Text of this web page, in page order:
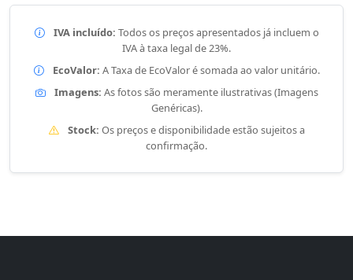
IVA incluído: Todos os preços apresentados já incluem o
IVA à taxa legal de 23%.
EcoValor: A Taxa de EcoValor é somada ao valor unitário.
Imagens: As fotos são meramente ilustrativas (Imagens
Genéricas).
Stock: Os preços e disponibilidade estão sujeitos a
confirmação.